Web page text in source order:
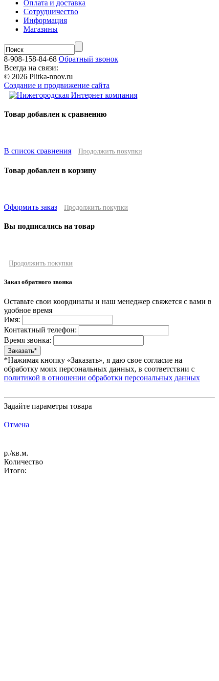
Оплата и доставка
Сотрудничество
Информация
Магазины
8-908-158-84-68 Обратный звонок
Всегда на связи:
© 2026 Plitka-nnov.ru
Создание и продвижение сайта
Товар добавлен к сравнению
В список сравнения Продолжить покупки
Товар добавлен в корзину
Оформить заказ Продолжить покупки
Вы подписались на товар
Продолжить покупки
Заказ обратного звонка
Оставьте свои координаты и наш менеджер свяжется с вами в
удобное время
Имя:
Контактный телефон:
Время звонка:
*Нажимая кнопку «Заказать», я даю свое согласие на
обработку моих персональных данных, в соответствии с
политикой в отношении обработки персональных данных
Задайте параметры товара
Отмена
р./кв.м.
Количество
Итого: